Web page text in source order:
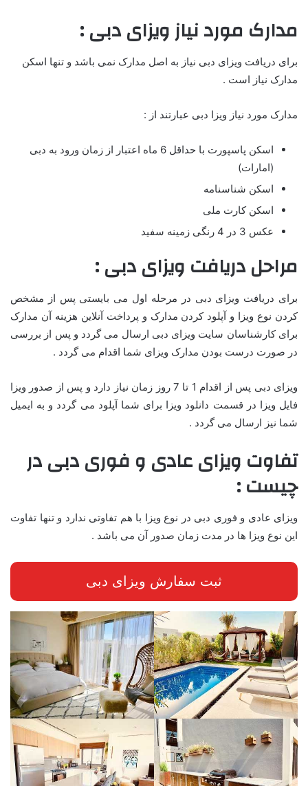
مدارک مورد نیاز ویزای دبی :
برای دریافت ویزای دبی نیاز به اصل مدارک نمی باشد و تنها اسکن
مدارک نیاز است .
مدارک مورد نیاز ویزا دبی عبارتند از :
اسکن پاسپورت با حداقل 6 ماه اعتبار از زمان ورود به دبی
(امارات)
اسکن شناسنامه
اسکن کارت ملی
عکس 3 در 4 رنگی زمینه سفید
مراحل دریافت ویزای دبی :
برای دریافت ویزای دبی در مرحله اول می بایستی پس از مشخص
کردن نوع ویزا و آپلود کردن مدارک و پرداخت آنلاین هزینه آن مدارک
برای کارشناسان سایت ویزای دبی ارسال می گردد و پس از بررسی
در صورت درست بودن مدارک ویزای شما اقدام می گردد .
ویزای دبی پس از اقدام 1 تا 7 روز زمان نیاز دارد و پس از صدور ویزا
فایل ویزا در قسمت دانلود ویزا برای شما آپلود می گردد و به ایمیل
شما نیز ارسال می گردد .
تفاوت ویزای عادی و فوری دبی در
چیست :
ویزای عادی و فوری دبی در نوع ویزا با هم تفاوتی ندارد و تنها تفاوت
این نوع ویزا ها در مدت زمان صدور آن می باشد .
ثبت سفارش ویزای دبی